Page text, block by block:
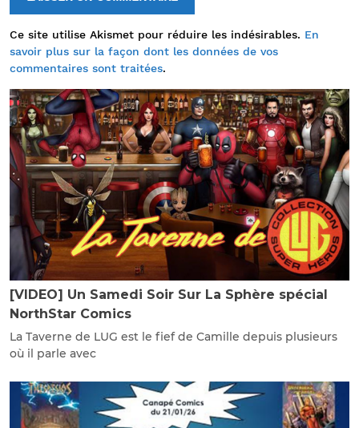
Ce site utilise Akismet pour réduire les indésirables. En
savoir plus sur la façon dont les données de vos
commentaires sont traitées.
[VIDEO] Un Samedi Soir Sur La Sphère spécial
NorthStar Comics
La Taverne de LUG est le fief de Camille depuis plusieurs
où il parle avec